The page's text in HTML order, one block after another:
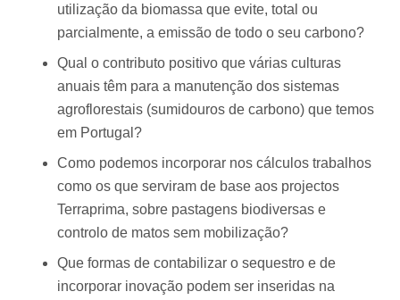
utilização da biomassa que evite, total ou
parcialmente, a emissão de todo o seu carbono?
Qual o contributo positivo que várias culturas
anuais têm para a manutenção dos sistemas
agroflorestais (sumidouros de carbono) que temos
em Portugal?
Como podemos incorporar nos cálculos trabalhos
como os que serviram de base aos projectos
Terraprima, sobre pastagens biodiversas e
controlo de matos sem mobilização?
Que formas de contabilizar o sequestro e de
incorporar inovação podem ser inseridas na